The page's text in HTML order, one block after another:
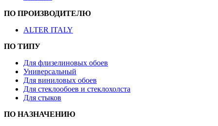
ПО ПРОИЗВОДИТЕЛЮ
ALTER ITALY
ПО ТИПУ
Для флизелиновых обоев
Универсальный
Для виниловых обоев
Для стеклообоев и стеклохолста
Для стыков
ПО НАЗНАЧЕНИЮ